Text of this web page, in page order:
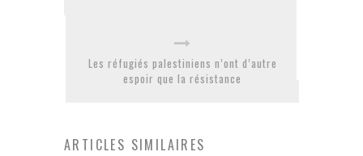
Les réfugiés palestiniens n’ont d’autre
espoir que la résistance
ARTICLES SIMILAIRES